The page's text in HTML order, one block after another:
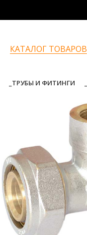
КАТАЛОГ ТОВАРОВ
ТРУБЫ И ФИТИНГИ